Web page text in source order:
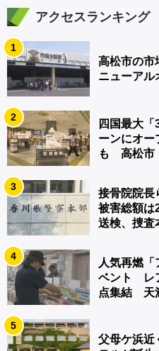
アクセスランキング
1
高松市の
ニューアル
2
四国最大
ーンにオ
も 高松市
3
接骨院院
被害総額
送検、捜査
4
人気再燃「
ベント レ
点集結 天
5
父母ケ浜近